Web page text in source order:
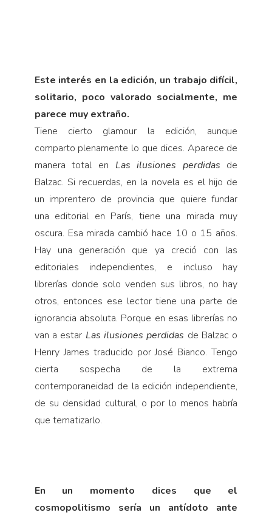
Este interés en la edición, un trabajo difícil,
solitario, poco valorado socialmente, me
parece muy extraño.
Tiene cierto glamour la edición, aunque
comparto plenamente lo que dices. Aparece de
manera total en Las ilusiones perdidas de
Balzac. Si recuerdas, en la novela es el hijo de
un imprentero de provincia que quiere fundar
una editorial en París, tiene una mirada muy
oscura. Esa mirada cambió hace 10 o 15 años.
Hay una generación que ya creció con las
editoriales independientes, e incluso hay
librerías donde solo venden sus libros, no hay
otros, entonces ese lector tiene una parte de
ignorancia absoluta. Porque en esas librerías no
van a estar Las ilusiones perdidas de Balzac o
Henry James traducido por José Bianco. Tengo
cierta sospecha de la extrema
contemporaneidad de la edición independiente,
de su densidad cultural, o por lo menos habría
que tematizarlo.
En un momento dices que el
cosmopolitismo sería un antídoto ante